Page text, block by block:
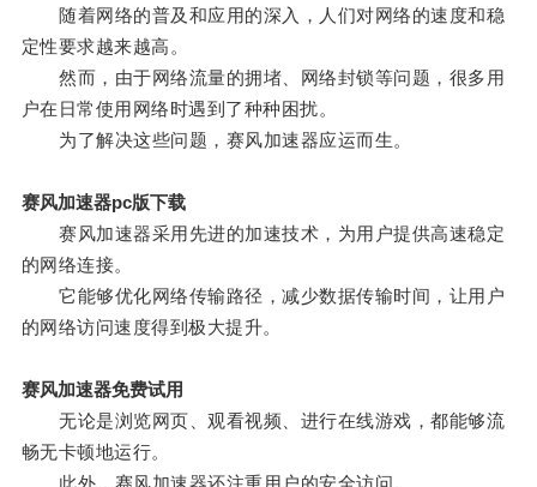
随着网络的普及和应用的深入，人们对网络的速度和稳
定性要求越来越高。
然而，由于网络流量的拥堵、网络封锁等问题，很多用
户在日常使用网络时遇到了种种困扰。
为了解决这些问题，赛风加速器应运而生。
赛风加速器pc版下载
赛风加速器采用先进的加速技术，为用户提供高速稳定
的网络连接。
它能够优化网络传输路径，减少数据传输时间，让用户
的网络访问速度得到极大提升。
赛风加速器免费试用
无论是浏览网页、观看视频、进行在线游戏，都能够流
畅无卡顿地运行。